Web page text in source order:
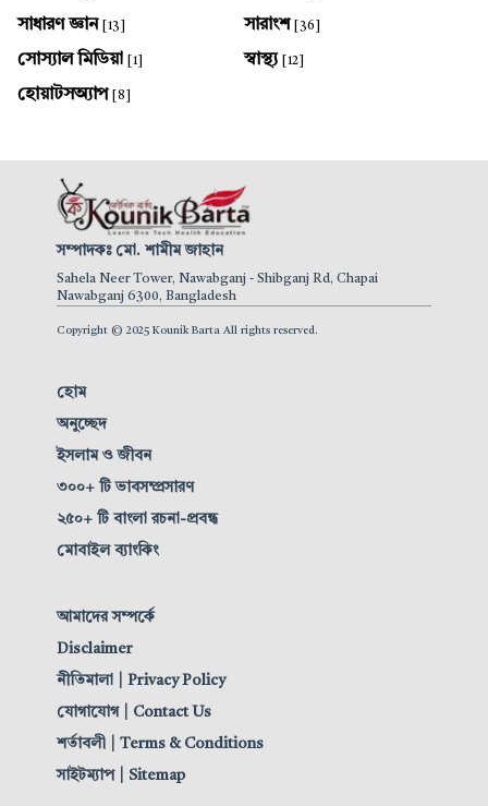
সাধারণ জ্ঞান [13] সারাংশ [36]
সোস্যাল মিডিয়া [1] স্বাস্থ্য [12]
হোয়াটসঅ্যাপ [8]
সম্পাদকঃ মো. শামীম জাহান
Sahela Neer Tower, Nawabganj - Shibganj Rd, Chapai
Nawabganj 6300, Bangladesh
Copyright © 2025 Kounik Barta All rights reserved.
হোম
অনুচ্ছেদ
ইসলাম ও জীবন
৩০০+ টি ভাবসম্প্রসারণ
২৫০+ টি বাংলা রচনা-প্রবন্ধ
মোবাইল ব্যাংকিং
আমাদের সম্পর্কে
Disclaimer
নীতিমালা | Privacy Policy
যোগাযোগ | Contact Us
শর্তাবলী | Terms & Conditions
সাইটম্যাপ | Sitemap